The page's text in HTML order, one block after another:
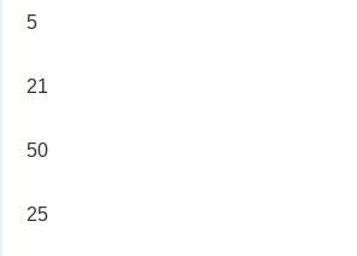
5
21
50
25